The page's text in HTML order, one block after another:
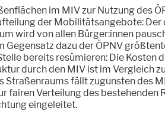
im MIV zur Nutzung des
der Mobilitätsangebote: Der
wird von allen Bürger:innen
Gegensatz dazu der ÖPNV
bereits resümieren: Die Kosten
durch den MIV ist im Vergleich
Straßenraums fällt zugunsten des
fairen Verteilung des bestehenden
eingeleitet.